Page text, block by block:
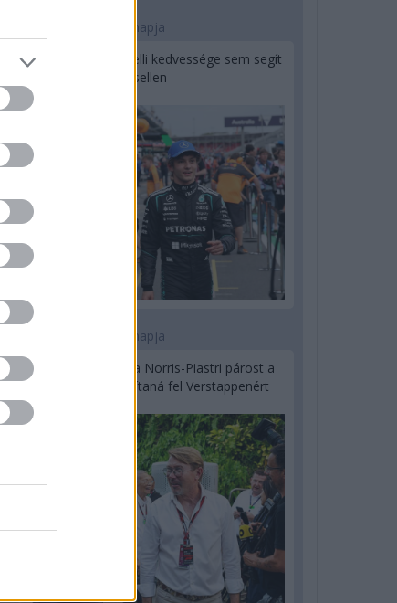
1 napja
Montoya szerint Antonelli kedvessége sem segít
Russellen
2 napja
Hakkinen megtartaná a Norris-Piastri párost a
McLarennél, nem borítaná fel Verstappenért